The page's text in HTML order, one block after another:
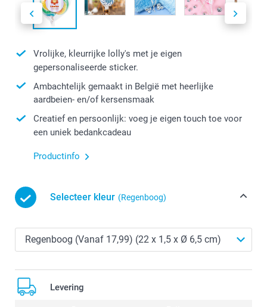
Vrolijke, kleurrijke lolly's met je eigen
gepersonaliseerde sticker.
Ambachtelijk gemaakt in België met heerlijke
aardbeien- en/of kersensmaak
Creatief en persoonlijk: voeg je eigen touch toe voor
een uniek bedankcadeau
Productinfo
Selecteer kleur (Regenboog)
Levering